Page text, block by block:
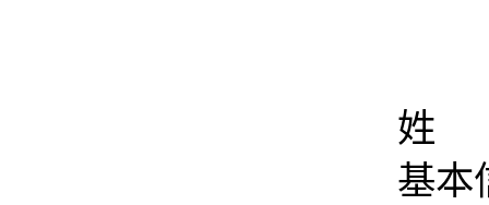
姓
基本